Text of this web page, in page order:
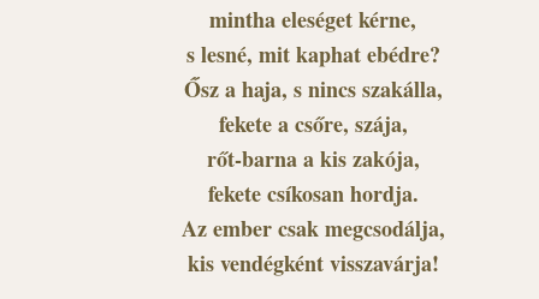
mintha eleséget kérne,
s lesné, mit kaphat ebédre?
Ősz a haja, s nincs szakálla,
fekete a csőre, szája,
rőt-barna a kis zakója,
fekete csíkosan hordja.
Az ember csak megcsodálja,
kis vendégként visszavárja!